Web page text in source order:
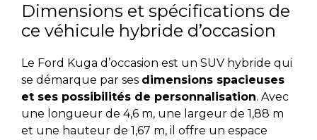
Dimensions et spécifications de
ce véhicule hybride d’occasion
Le Ford Kuga d’occasion est un SUV hybride qui
se démarque par ses dimensions spacieuses
et ses possibilités de personnalisation. Avec
une longueur de 4,6 m, une largeur de 1,88 m
et une hauteur de 1,67 m, il offre un espace